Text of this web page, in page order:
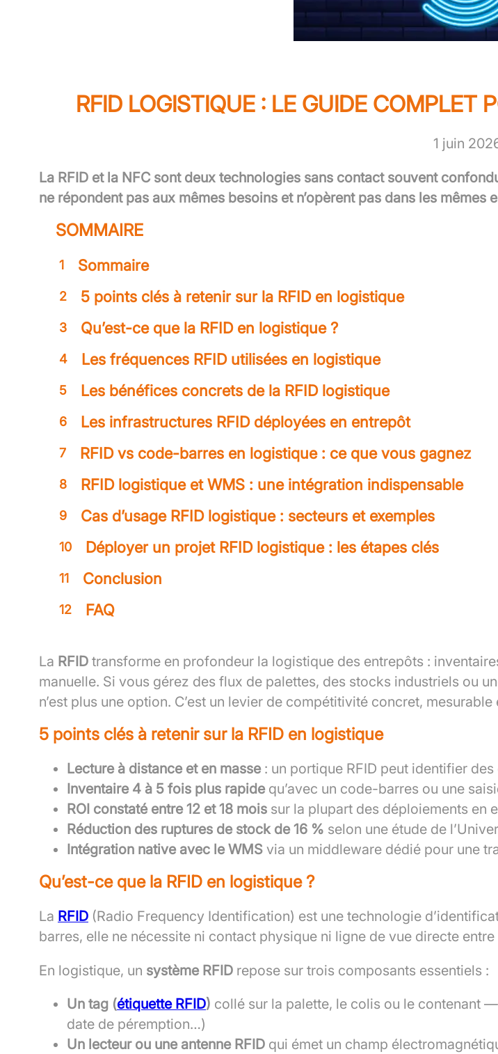
RFID LOGISTIQUE : LE GUIDE COMPLET
1 juin
La RFID et la NFC sont deux technologies sans contact souvent
ne répondent pas aux mêmes besoins et n’opèrent pas dans les mêmes
SOMMAIRE
1 Sommaire
2 5 points clés à retenir sur la RFID en logistique
3 Qu’est-ce que la RFID en logistique ?
4 Les fréquences RFID utilisées en logistique
5 Les bénéfices concrets de la RFID logistique
6 Les infrastructures RFID déployées en entrepôt
7 RFID vs code-barres en logistique : ce que vous gagnez
8 RFID logistique et WMS : une intégration indispensable
9 Cas d’usage RFID logistique : secteurs et exemples
10 Déployer un projet RFID logistique : les étapes clés
11 Conclusion
12 FAQ
La RFID transforme en profondeur la logistique des entrepôts :
manuelle. Si vous gérez des flux de palettes, des stocks industriels ou
n’est plus une option. C’est un levier de compétitivité concret,
5 points clés à retenir sur la RFID en logistique
Lecture à distance et en masse: un portique RFID peut identifier
Inventaire 4 à 5 fois plus rapidequ’avec un code-barres ou une
ROI constaté entre 12 et 18 mois sur la plupart des déploiements en
Réduction des ruptures de stock de 16 % selon une étude de
Intégration native avec le WMS via un middleware dédié pour une
Qu’est-ce que la RFID en logistique ?
La RFID (Radio Frequency Identification) est une technologie
barres, elle ne nécessite ni contact physique ni ligne de vue directe entre
En logistique, un système RFID repose sur trois composants essentiels :
Un tag (étiquette RFID) collé sur la palette, le colis ou le contenant
date de péremption…)
Un lecteur ou une antenne RFID qui émet un champ